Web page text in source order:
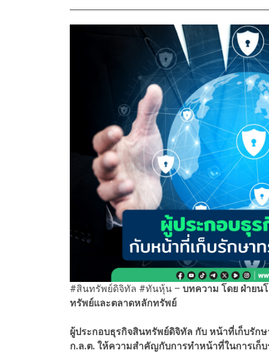
#สินทรัพย์ดิจิทัล #ทันหุ้น – บทความ โดย ฝ่ายน
ทรัพย์และตลาดหลักทรัพย์
ผู้ประกอบธุรกิจสินทรัพย์ดิจิทัล กับ หน้าที่เก็บรัก
ก.ล.ต. ให้ความสำคัญกับการทำหน้าที่ในการเ